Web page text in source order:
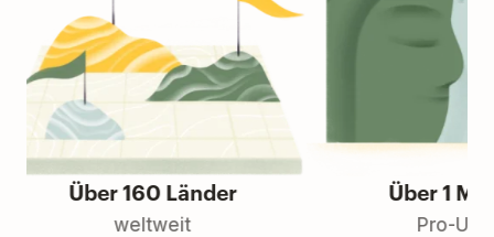
Über 160 Länder
weltweit
Über 1
Pro-User